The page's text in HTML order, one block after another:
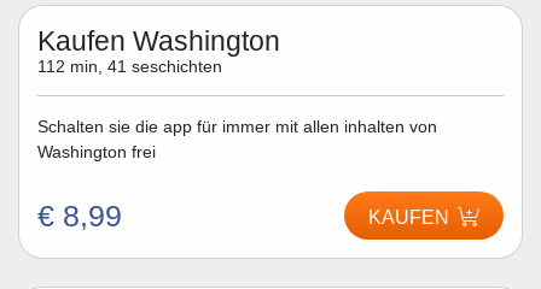
Kaufen Washington
112 min, 41 seschichten
Schalten sie die app für immer mit allen inhalten von
Washington frei
€ 8,99 KAUFEN